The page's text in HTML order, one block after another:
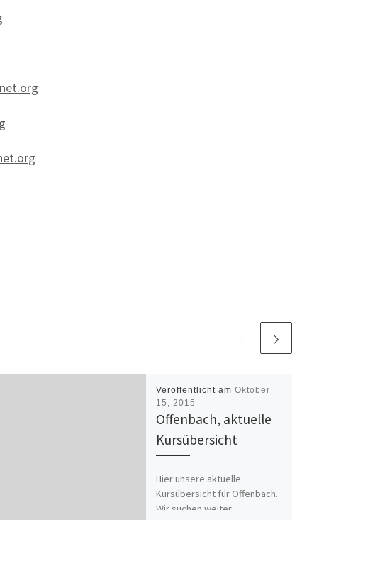
Veröffentlicht am Oktober
15, 2015
Offenbach, aktuelle
Kursübersicht
Hier unsere aktuelle
Kursübersicht für Offenbach.
Wir suchen weiter